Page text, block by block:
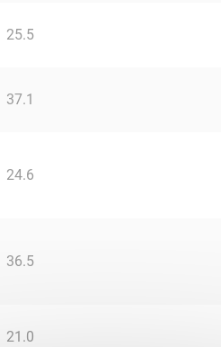
25.5
37.1
24.6
36.5
21.0